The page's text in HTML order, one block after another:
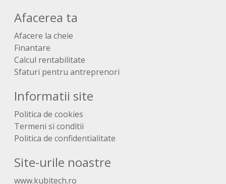
Afacerea ta
Afacere la cheie
Finantare
Calcul rentabilitate
Sfaturi pentru antreprenori
Informatii site
Politica de cookies
Termeni si conditii
Politica de confidentialitate
Site-urile noastre
www.kubitech.ro